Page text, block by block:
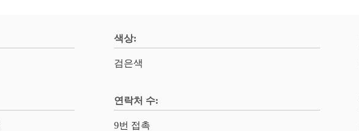
색상:
검은색
연락처 수:
9번 접촉